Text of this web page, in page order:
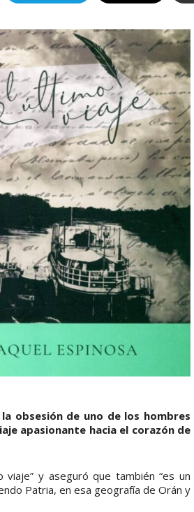
obsesión de uno de los hombres
apasionante hacia el corazón de
viaje” y aseguró que también “es un
Patria, en esa geografía de Orán y